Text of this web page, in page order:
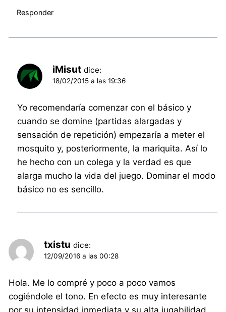
Responder
iMisut dice:
18/02/2015 a las 19:36
Yo recomendaría comenzar con el básico y
cuando se domine (partidas alargadas y
sensación de repetición) empezaría a meter el
mosquito y, posteriormente, la mariquita. Así lo
he hecho con un colega y la verdad es que
alarga mucho la vida del juego. Dominar el modo
básico no es sencillo.
txistu dice:
12/09/2016 a las 00:28
Hola. Me lo compré y poco a poco vamos
cogiéndole el tono. En efecto es muy interesante
por su intensidad inmediata y su alta jugabilidad.